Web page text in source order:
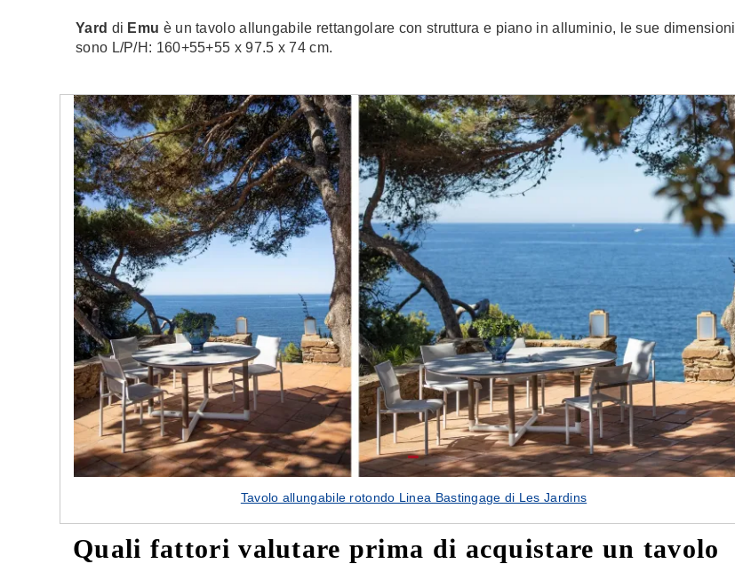
Yard di Emu è un tavolo allungabile rettangolare con struttura e piano in alluminio, le sue dimensioni
sono L/P/H: 160+55+55 x 97.5 x 74 cm.
Tavolo allungabile rotondo Linea Bastingage di Les Jardins
Quali fattori valutare prima di acquistare un tavolo